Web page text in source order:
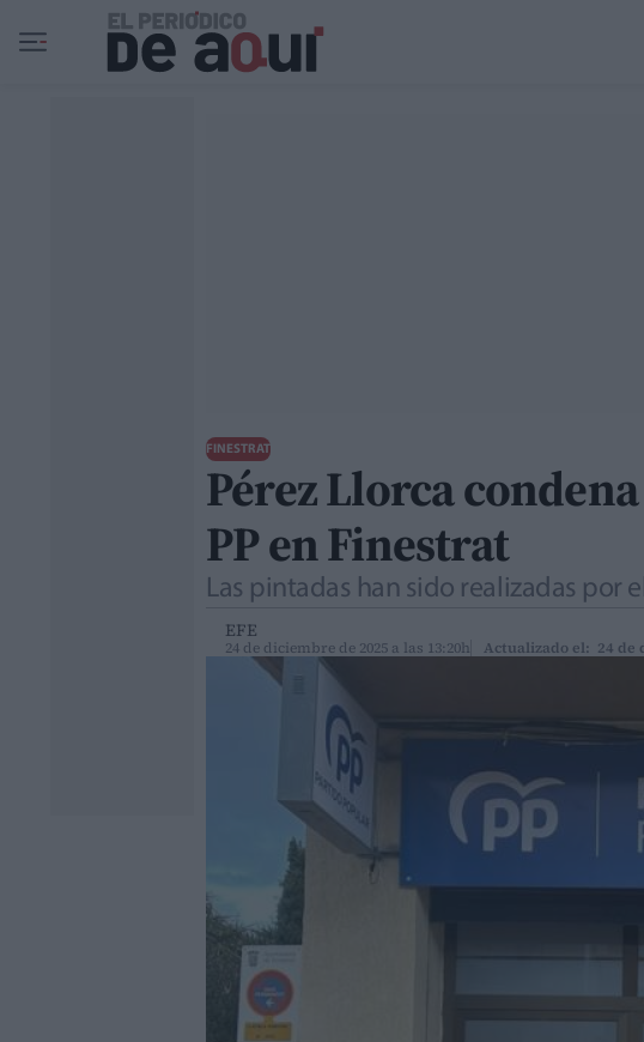
Ir al contenido principal
FINESTRAT
Pérez Llorca
PP en Finestrat
Las pintadas han sido realizadas por
EFE
24 de diciembre de 2025 a las 13:20h Actualizado el: 24 de